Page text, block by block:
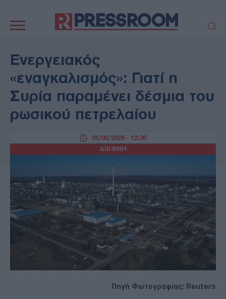
πλοήγηση
ΠΟΛΙΤΙΚΗ
ΟΙΚΟΝΟΜΙΑ
ΕΚΚΛΗΣΙΑ
ΑΜΥΝΑ
ΔΙΕΘΝΗ
ΚΥΠΡΟΣ
MEDIA
LIFESTYLE
AUTO - MOTO
ΓΑΣΤΡΟΝΟΜΙΑ
ΠΑΡΑΞΕΝΑ
ΑΡΘΡΟΓΡΑΦΙΑ
Ενεργειακός
«εναγκαλισμός»: Γιατί η
Συρία παραμένει δέσμια του
ρωσικού πετρελαίου
ΔΙΕΘΝΗ
01/05/2026 - 12:30
Πηγή Φωτογραφίας: Reuters